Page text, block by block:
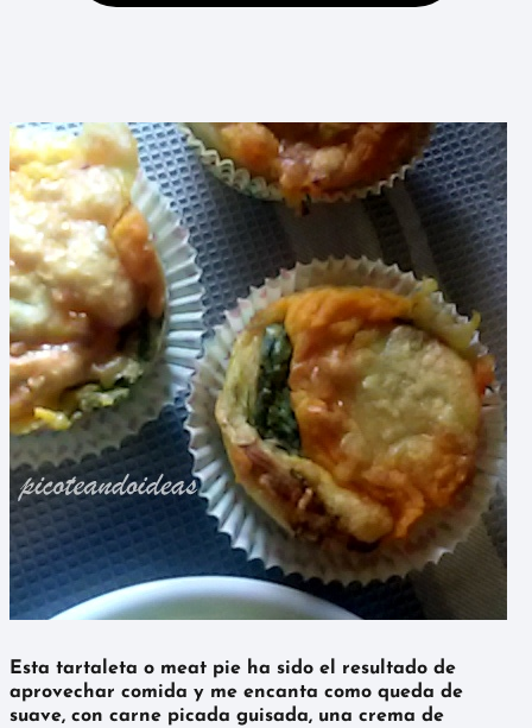
Esta tartaleta o meat pie ha sido el resultado de
aprovechar comida y me encanta como queda de
suave, con carne picada guisada, una crema de